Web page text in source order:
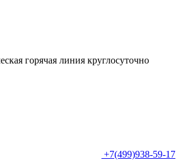
горячая линия круглосуточно
+7(499)938-59-17